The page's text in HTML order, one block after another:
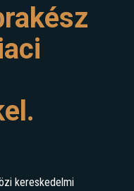
kereskedelmi